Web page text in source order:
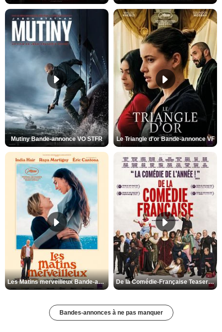
Mutiny Bande-annonce VO STFR Le Triangle d'or Bande-annonce VF
Les Matins merveilleux Bande-annonce VF De la Comédie-Française Teaser VF
Bandes-annonces à ne pas manquer